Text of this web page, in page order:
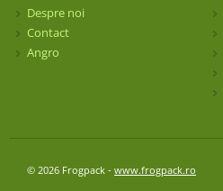
Despre noi
Contact
Angro
© 2026 Frogpack - www.frogpack.ro